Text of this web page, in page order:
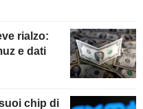
rialzo:
e dati
chip di